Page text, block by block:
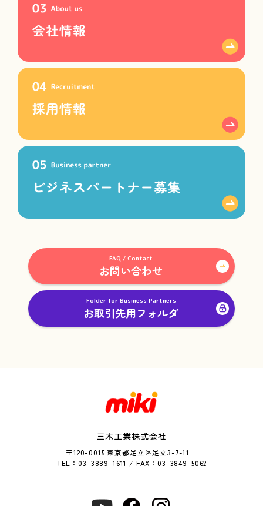
FAQ / Contact
お問い合わせ
Folder for Business Partners
お取引先用フォルダ
三木工業株式会社
〒120-0015 東京都足立区足立3-7-11
TEL：03-3889-1611 / FAX：03-3849-5062